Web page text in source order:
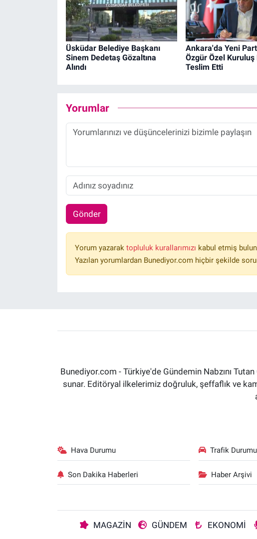
Üsküdar Belediye Başkanı
Sinem Dedetaş Gözaltına
Alındı
Ankara'da Yeni
Özgür Özel
Teslim Etti
Yorumlar
Gönder
Yorum yazarak topluluk kurallarımızı kabul etmiş
Yazılan yorumlardan Bunediyor.com hiçbir şekilde
Bunediyor.com - Türkiye'de Gündemin Nabzını
sunar. Editöryal ilkelerimiz doğruluk, şeffaflık ve
Hava Durumu Trafik Durumu
Son Dakika Haberleri Haber Arşivi
MAGAZİN GÜNDEM EKONOMİ